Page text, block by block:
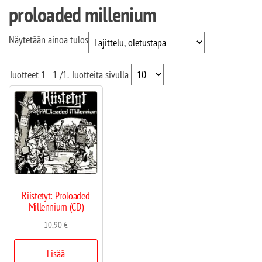
proloaded millenium
Näytetään ainoa tulos
Tuotteet 1 - 1 /1. Tuotteita sivulla
Riistetyt: Proloaded
Millennium (CD)
10,90€
Lisää